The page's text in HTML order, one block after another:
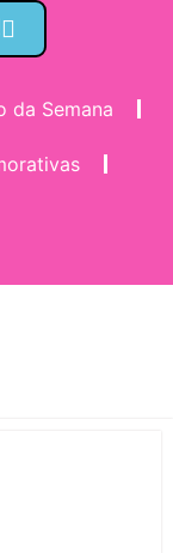
da Semana